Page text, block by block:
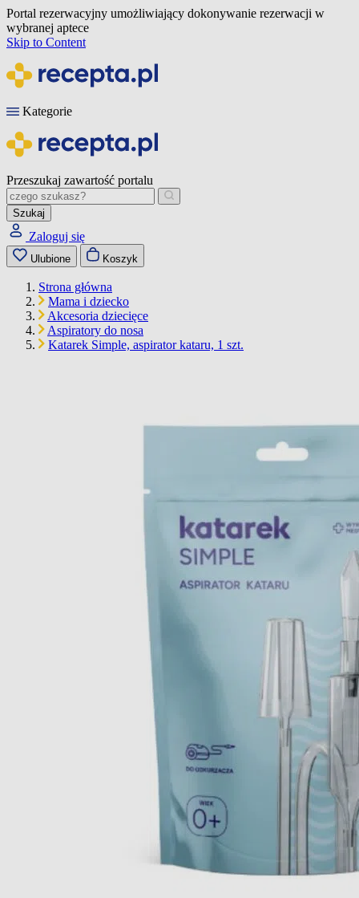
Portal rezerwacyjny umożliwiający dokonywanie rezerwacji w
wybranej aptece
Skip to Content
Kategorie
Przeszukaj zawartość portalu
Szukaj
Zaloguj się
Ulubione Koszyk
Strona główna
Mama i dziecko
Akcesoria dziecięce
Aspiratory do nosa
Katarek Simple, aspirator kataru, 1 szt.